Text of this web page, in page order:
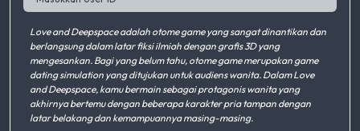
Love and Deepspace adalah otome game yang sangat dinantikan dan
berlangsung dalam latar fiksi ilmiah dengan grafis 3D yang
mengesankan. Bagi yang belum tahu, otome game merupakan game
dating simulation yang ditujukan untuk audiens wanita. Dalam Love
and Deepspace, kamu bermain sebagai protagonis wanita yang
akhirnya bertemu dengan beberapa karakter pria tampan dengan
latar belakang dan kemampuannya masing-masing.